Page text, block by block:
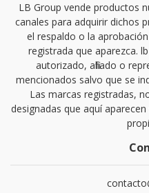
LB Group vende productos
canales para adquirir dichos
el respaldo o la
registrada que aparezca.
autorizado, afiliado o
mencionados salvo que se
Las marcas registradas,
designadas que aquí